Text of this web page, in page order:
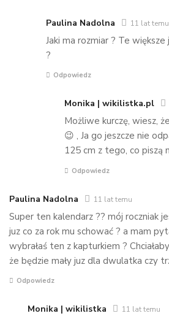
Paulina Nadolna 11 lat temu
Jaki ma rozmiar ? Te
?
Odpowiedz
Monika | wikilistka.pl
Możliwe kurczę, wiesz,
😉 , Ja go jeszcze nie
125 cm z tego, co piszą
Odpowiedz
Paulina Nadolna 11 lat temu
Super ten kalendarz ?? mój roczniak
juz co za rok mu schować ? a mam
wybrałaś ten z kapturkiem ?
że będzie mały juz dla dwulatka czy
Odpowiedz
Monika | wikilistka 11 lat temu